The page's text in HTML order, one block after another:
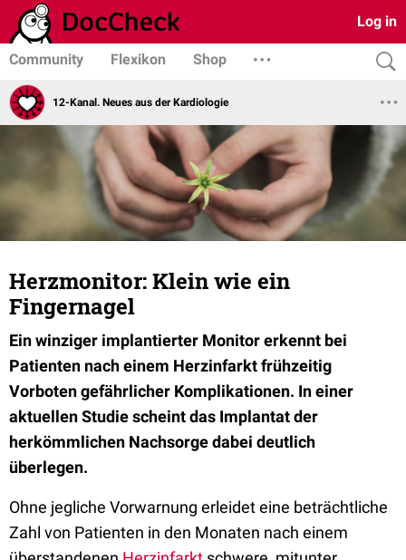
Log in
Community Flexikon Shop
12-Kanal. Neues aus der Kardiologie
Herzmonitor: Klein wie ein
Fingernagel
Ein winziger implantierter Monitor erkennt bei
Patienten nach einem Herzinfarkt frühzeitig
Vorboten gefährlicher Komplikationen. In einer
aktuellen Studie scheint das Implantat der
herkömmlichen Nachsorge dabei deutlich
überlegen.
Ohne jegliche Vorwarnung erleidet eine beträchtliche
Zahl von Patienten in den Monaten nach einem